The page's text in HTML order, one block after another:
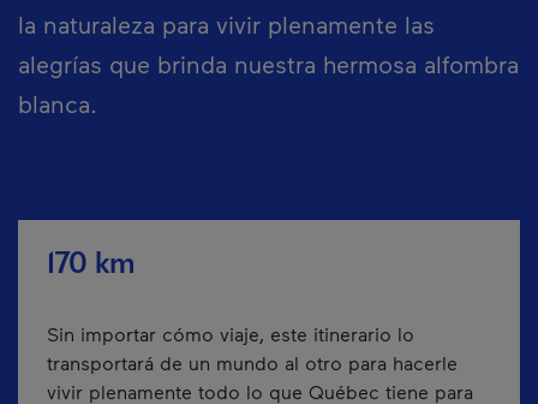
la naturaleza para vivir plenamente las
alegrías que brinda nuestra hermosa alfombra
blanca.
170 km
Sin importar cómo viaje, este itinerario lo
transportará de un mundo al otro para hacerle
vivir plenamente todo lo que Québec tiene para